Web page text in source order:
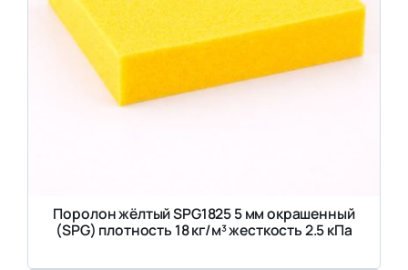
Поролон жёлтый SPG1825 5 мм окрашенный
(SPG) плотность 18 кг/м³ жесткость 2.5 кПа